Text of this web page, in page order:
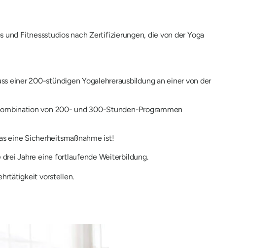
Fitnessstudios nach Zertifizierungen, die von der Yoga
einer 200-stündigen Yogalehrerausbildung an einer von der
von 200- und 300-Stunden-Programmen
eine Sicherheitsmaßnahme ist!
Jahre eine fortlaufende Weiterbildung.
vorstellen.